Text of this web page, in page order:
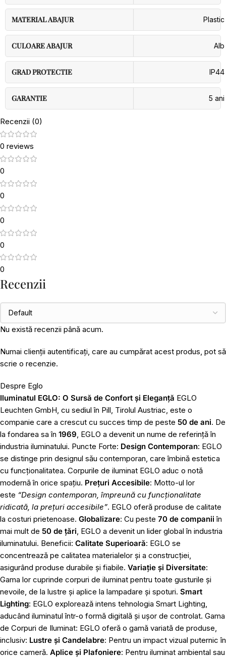
MATERIAL ABAJUR Plastic
CULOARE ABAJUR Alb
GRAD PROTECTIE IP44
GARANTIE 5 ani
Recenzii (0)
0 reviews
0
0
0
0
0
Recenzii
Nu există recenzii până acum.
Numai clienții autentificați, care au cumpărat acest produs, pot să
scrie o recenzie.
Despre Eglo
Iluminatul EGLO: O Sursă de Confort și Eleganță EGLO
Leuchten GmbH, cu sediul în Pill, Tirolul Austriac, este o
companie care a crescut cu succes timp de peste 50 de ani. De
la fondarea sa în 1969, EGLO a devenit un nume de referință în
industria iluminatului. Puncte Forte: Design Contemporan: EGLO
se distinge prin designul său contemporan, care îmbină estetica
cu funcționalitatea. Corpurile de iluminat EGLO aduc o notă
modernă în orice spațiu. Prețuri Accesibile: Motto-ul lor
este “Design contemporan, împreună cu funcționalitate
ridicată, la prețuri accesibile”. EGLO oferă produse de calitate
la costuri prietenoase. Globalizare: Cu peste 70 de companii în
mai mult de 50 de țări, EGLO a devenit un lider global în industria
iluminatului. Beneficii: Calitate Superioară: EGLO se
concentrează pe calitatea materialelor și a construcției,
asigurând produse durabile și fiabile. Variație și Diversitate:
Gama lor cuprinde corpuri de iluminat pentru toate gusturile și
nevoile, de la lustre și aplice la lampadare și spoturi. Smart
Lighting: EGLO explorează intens tehnologia Smart Lighting,
aducând iluminatul într-o formă digitală și ușor de controlat. Gama
de Corpuri de Iluminat: EGLO oferă o gamă variată de produse,
inclusiv: Lustre și Candelabre: Pentru un impact vizual puternic în
orice cameră. Aplice și Plafoniere: Pentru iluminat ambiental sau